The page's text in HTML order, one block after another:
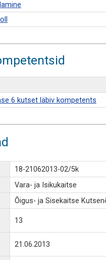
6 kutset läbiv kompetents
18-21062013-02/5k
Vara- ja Isikukaitse
Õigus- ja Sisekaitse
13
21.06.2013